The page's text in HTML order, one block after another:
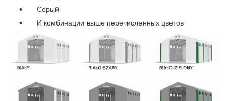
Серый
И комбинации выше перечисленных цветов